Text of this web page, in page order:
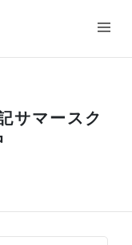
サマースク